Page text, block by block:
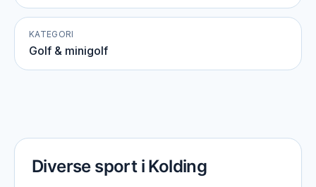
KATEGORI
Golf & minigolf
Diverse sport i Kolding